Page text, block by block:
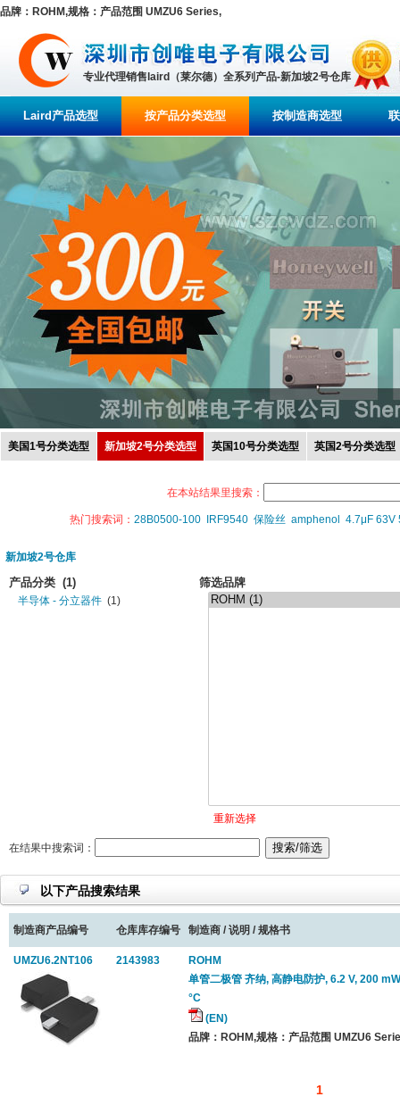
品牌：ROHM,规格：产品范围 UMZU6 Series,
专业代理销售laird（莱尔德）全系列产品-新加坡2号仓库
Laird产品选型 按产品分类选型 按制造商选型
美国1号分类选型 新加坡2号分类选型 英国10号分类选型 英国2号分类选型
在本站结果里搜索：
热门搜索词： 28B0500-100 IRF9540 保险丝 amphenol 4.7μF 63V
新加坡2号仓库
产品分类 (1)
半导体 - 分立器件 (1)
筛选品牌
重新选择
在结果中搜索词：
以下产品搜索结果
制造商产品编号 仓库库存编号 制造商 / 说明 / 规格书
UMZU6.2NT106 2143983
ROHM
单管二极管 齐纳, 高静电防护, 6.2 V, 200
°C
(EN)
品牌：ROHM,规格：产品范围 UMZU6
1